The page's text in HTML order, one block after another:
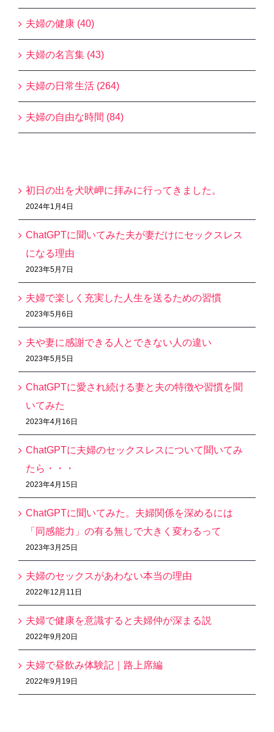
夫婦の健康 (40)
夫婦の名言集 (43)
夫婦の日常生活 (264)
夫婦の自由な時間 (84)
初日の出を犬吠岬に拝みに行ってきました。
2024年1月4日
ChatGPTに聞いてみた夫が妻だけにセックスレス
になる理由
2023年5月7日
夫婦で楽しく充実した人生を送るための習慣
2023年5月6日
夫や妻に感謝できる人とできない人の違い
2023年5月5日
ChatGPTに愛され続ける妻と夫の特徴や習慣を聞
いてみた
2023年4月16日
ChatGPTに夫婦のセックスレスについて聞いてみ
たら・・・
2023年4月15日
ChatGPTに聞いてみた。夫婦関係を深めるには
「同感能力」の有る無しで大きく変わるって
2023年3月25日
夫婦のセックスがあわない本当の理由
2022年12月11日
夫婦で健康を意識すると夫婦仲が深まる説
2022年9月20日
夫婦で昼飲み体験記｜路上席編
2022年9月19日